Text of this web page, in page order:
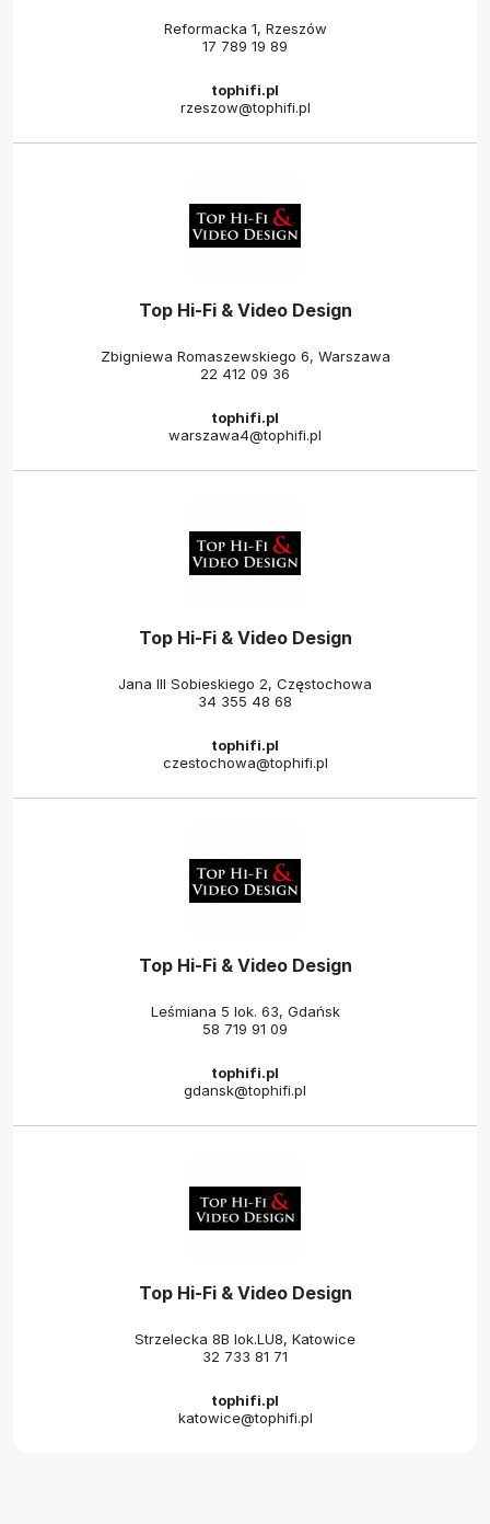
Reformacka 1, Rzeszów
17 789 19 89
tophifi.pl
rzeszow@tophifi.pl
Top Hi-Fi & Video Design
Zbigniewa Romaszewskiego 6, Warszawa
22 412 09 36
tophifi.pl
warszawa4@tophifi.pl
Top Hi-Fi & Video Design
Jana III Sobieskiego 2, Częstochowa
34 355 48 68
tophifi.pl
czestochowa@tophifi.pl
Top Hi-Fi & Video Design
Leśmiana 5 lok. 63, Gdańsk
58 719 91 09
tophifi.pl
gdansk@tophifi.pl
Top Hi-Fi & Video Design
Strzelecka 8B lok.LU8, Katowice
32 733 81 71
tophifi.pl
katowice@tophifi.pl